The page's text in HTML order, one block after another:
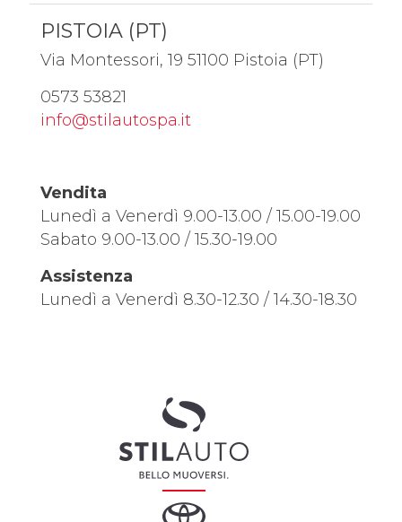
PISTOIA (PT)
Via Montessori, 19 51100 Pistoia (PT)
0573 53821
info@stilautospa.it
Vendita
Lunedì a Venerdì 9.00-13.00 / 15.00-19.00
Sabato 9.00-13.00 / 15.30-19.00
Assistenza
Lunedì a Venerdì 8.30-12.30 / 14.30-18.30